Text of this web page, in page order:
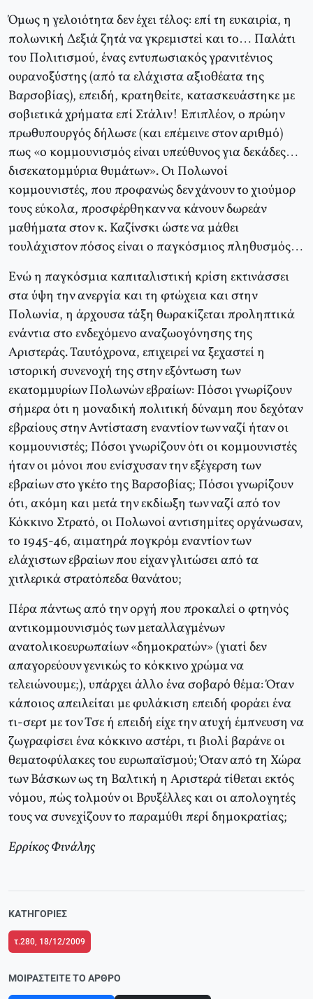
Όμως η γελοιότητα δεν έχει τέλος: επί τη ευκαιρία, η
πολωνική Δεξιά ζητά να γκρεμιστεί και το… Παλάτι
του Πολιτισμού, ένας εντυπωσιακός γρανιτένιος
ουρανοξύστης (από τα ελάχιστα αξιοθέατα της
Βαρσοβίας), επειδή, κρατηθείτε, κατασκευάστηκε με
σοβιετικά χρήματα επί Στάλιν! Επιπλέον, ο πρώην
πρωθυπουργός δήλωσε (και επέμεινε στον αριθμό)
πως «ο κομμουνισμός είναι υπεύθυνος για δεκάδες…
δισεκατομμύρια θυμάτων». Οι Πολωνοί
κομμουνιστές, που προφανώς δεν χάνουν το χιούμορ
τους εύκολα, προσφέρθηκαν να κάνουν δωρεάν
μαθήματα στον κ. Καζίνσκι ώστε να μάθει
τουλάχιστον πόσος είναι ο παγκόσμιος πληθυσμός…
Ενώ η παγκόσμια καπιταλιστική κρίση εκτινάσσει
στα ύψη την ανεργία και τη φτώχεια και στην
Πολωνία, η άρχουσα τάξη θωρακίζεται προληπτικά
ενάντια στο ενδεχόμενο αναζωογόνησης της
Αριστεράς. Ταυτόχρονα, επιχειρεί να ξεχαστεί η
ιστορική συνενοχή της στην εξόντωση των
εκατομμυρίων Πολωνών εβραίων: Πόσοι γνωρίζουν
σήμερα ότι η μοναδική πολιτική δύναμη που δεχόταν
εβραίους στην Αντίσταση εναντίον των ναζί ήταν οι
κομμουνιστές; Πόσοι γνωρίζουν ότι οι κομμουνιστές
ήταν οι μόνοι που ενίσχυσαν την εξέγερση των
εβραίων στο γκέτο της Βαρσοβίας; Πόσοι γνωρίζουν
ότι, ακόμη και μετά την εκδίωξη των ναζί από τον
Κόκκινο Στρατό, οι Πολωνοί αντισημίτες οργάνωσαν,
το 1945-46, αιματηρά πογκρόμ εναντίον των
ελάχιστων εβραίων που είχαν γλιτώσει από τα
χιτλερικά στρατόπεδα θανάτου;
Πέρα πάντως από την οργή που προκαλεί ο φτηνός
αντικομμουνισμός των μεταλλαγμένων
ανατολικοευρωπαίων «δημοκρατών» (γιατί δεν
απαγορεύουν γενικώς το κόκκινο χρώμα να
τελειώνουμε;), υπάρχει άλλο ένα σοβαρό θέμα: Όταν
κάποιος απειλείται με φυλάκιση επειδή φοράει ένα
τι-σερτ με τον Τσε ή επειδή είχε την ατυχή έμπνευση να
ζωγραφίσει ένα κόκκινο αστέρι, τι βιολί βαράνε οι
θεματοφύλακες του ευρωπαϊσμού; Όταν από τη Χώρα
των Βάσκων ως τη Βαλτική η Αριστερά τίθεται εκτός
νόμου, πώς τολμούν οι Βρυξέλλες και οι απολογητές
τους να συνεχίζουν το παραμύθι περί δημοκρατίας;
Ερρίκος Φινάλης
ΚΑΤΗΓΟΡΊΕΣ
τ.280, 18/12/2009
ΜΟΙΡΑΣΤΕΊΤΕ ΤΟ ΆΡΘΡΟ